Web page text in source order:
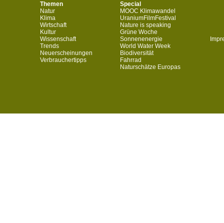
Themen
Natur
Klima
Wirtschaft
Kultur
Wissenschaft
Trends
Neuerscheinungen
Verbrauchertipps
Special
MOOC Klimawandel
UraniumFilmFestival
Nature is speaking
Grüne Woche
Sonnenenergie
World Water Week
Biodiversität
Fahrrad
Naturschätze Europas